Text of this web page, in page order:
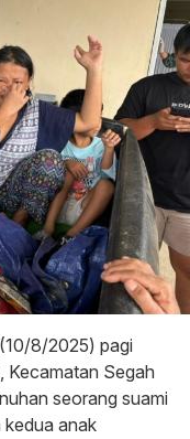
8/2025) pagi
Kecamatan Segah
seorang suami
kedua anak